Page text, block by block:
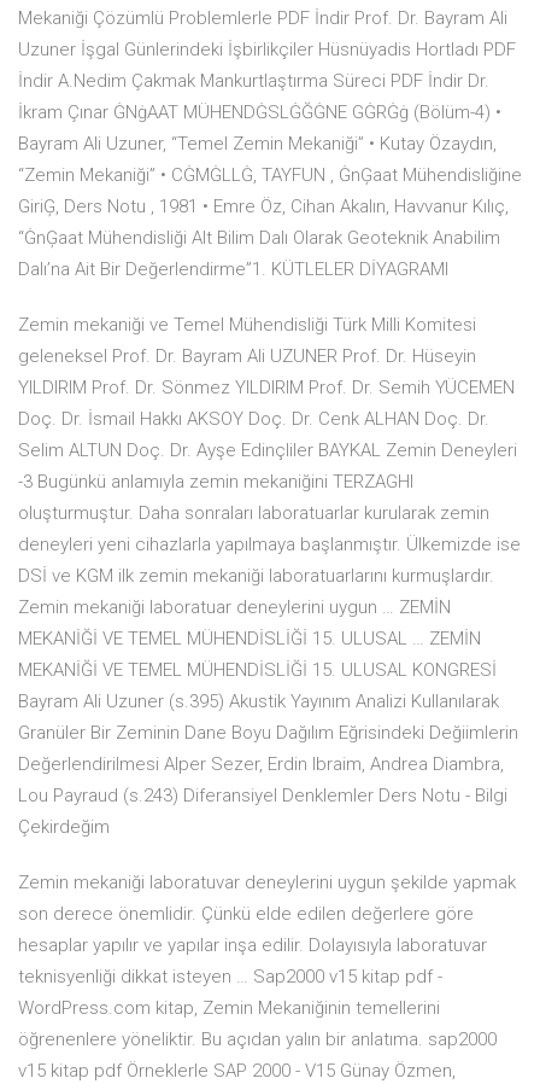
Mekaniği Çözümlü Problemlerle PDF İndir Prof. Dr. Bayram Ali
Uzuner İşgal Günlerindeki İşbirlikçiler Hüsnüyadis Hortladı PDF
İndir A.Nedim Çakmak Mankurtlaştırma Süreci PDF İndir Dr.
İkram Çınar ĠNġAAT MÜHENDĠSLĠĞĠNE GĠRĠġ (Bölüm-4) •
Bayram Ali Uzuner, “Temel Zemin Mekaniği” • Kutay Özaydın,
“Zemin Mekaniği” • CĠMĠLLĠ, TAYFUN , ĠnĢaat Mühendisliğine
GiriĢ, Ders Notu , 1981 • Emre Öz, Cihan Akalın, Havvanur Kılıç,
“ĠnĢaat Mühendisliği Alt Bilim Dalı Olarak Geoteknik Anabilim
Dalı’na Ait Bir Değerlendirme”1. KÜTLELER DİYAGRAMI
Zemin mekaniği ve Temel Mühendisliği Türk Milli Komitesi
geleneksel Prof. Dr. Bayram Ali UZUNER Prof. Dr. Hüseyin
YILDIRIM Prof. Dr. Sönmez YILDIRIM Prof. Dr. Semih YÜCEMEN
Doç. Dr. İsmail Hakkı AKSOY Doç. Dr. Cenk ALHAN Doç. Dr.
Selim ALTUN Doç. Dr. Ayşe Edinçliler BAYKAL Zemin Deneyleri
-3 Bugünkü anlamıyla zemin mekaniğini TERZAGHI
oluşturmuştur. Daha sonraları laboratuarlar kurularak zemin
deneyleri yeni cihazlarla yapılmaya başlanmıştır. Ülkemizde ise
DSİ ve KGM ilk zemin mekaniği laboratuarlarını kurmuşlardır.
Zemin mekaniği laboratuar deneylerini uygun … ZEMİN
MEKANİĞİ VE TEMEL MÜHENDİSLİĞİ 15. ULUSAL … ZEMİN
MEKANİĞİ VE TEMEL MÜHENDİSLİĞİ 15. ULUSAL KONGRESİ
Bayram Ali Uzuner (s.395) Akustik Yayınım Analizi Kullanılarak
Granüler Bir Zeminin Dane Boyu Dağılım Eğrisindeki Değiimlerin
Değerlendirilmesi Alper Sezer, Erdin Ibraim, Andrea Diambra,
Lou Payraud (s.243) Diferansiyel Denklemler Ders Notu - Bilgi
Çekirdeğim
Zemin mekaniği laboratuvar deneylerini uygun şekilde yapmak
son derece önemlidir. Çünkü elde edilen değerlere göre
hesaplar yapılır ve yapılar inşa edilir. Dolayısıyla laboratuvar
teknisyenliği dikkat isteyen … Sap2000 v15 kitap pdf -
WordPress.com kitap, Zemin Mekaniğinin temellerini
öğrenenlere yöneliktir. Bu açıdan yalın bir anlatıma. sap2000
v15 kitap pdf Örneklerle SAP 2000 - V15 Günay Özmen,